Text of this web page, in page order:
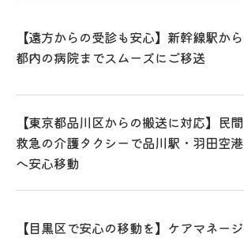
【遠方からの受診も安心】新幹線駅から
都内の病院までスムーズにご移送
【東京都品川区からの搬送に対応】民間
救急の介護タクシーで品川駅・羽田空港
へ安心移動
【目黒区で安心の移動を】ケアマネージ